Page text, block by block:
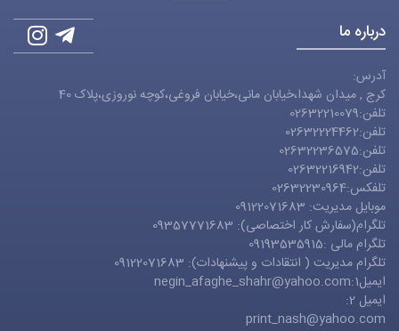
درباره ما
آدرس:
کرج , میدان شهدا،خیابان مانی،خیابان فروغی،کوچه نوروزی،پلاک 40
تلفن:02632210079
تلفن:02632224462
تلفن:02632236575
تلفن:02632216942
تلفکس:02632230964
موبایل مدیریت: 09122071683
تلگرام(سفارش کار اختصاصی): 09357771683
تلگرام مالی :09193535915
تلگرام مدیریت ( انتقادات و پیشنهادات): 09122071683
ایمیل1: negin_afaghe_shahr@yahoo.com
ایمیل 2:
print_nash@yahoo.com